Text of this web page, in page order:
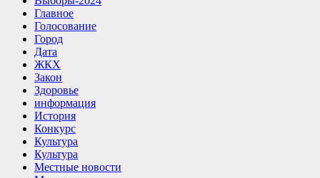
Главное
Голосование
Город
Дата
ЖКХ
Закон
Здоровье
информация
История
Конкурс
Культура
Культура
Местные новости